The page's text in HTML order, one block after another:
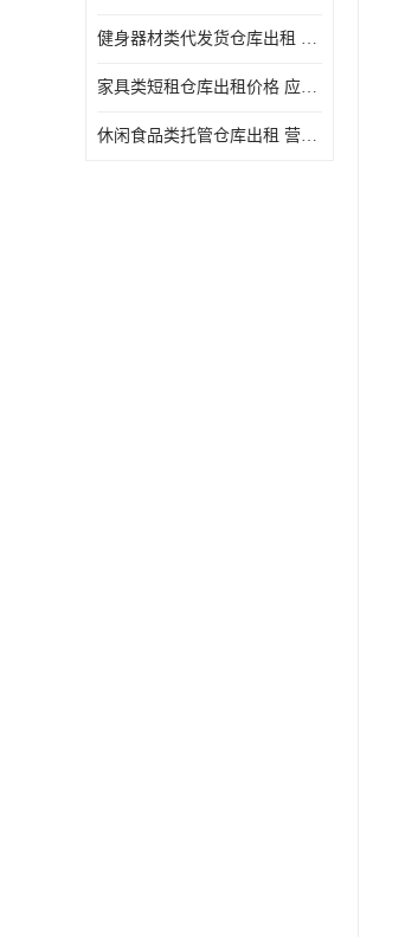
健身器材类代发货仓库出租 租期灵活 新媒体平台配套
家具类短租仓库出租价格 应用广泛 智能电商配套
休闲食品类托管仓库出租 营造良好环境氛围 垂直电商配套